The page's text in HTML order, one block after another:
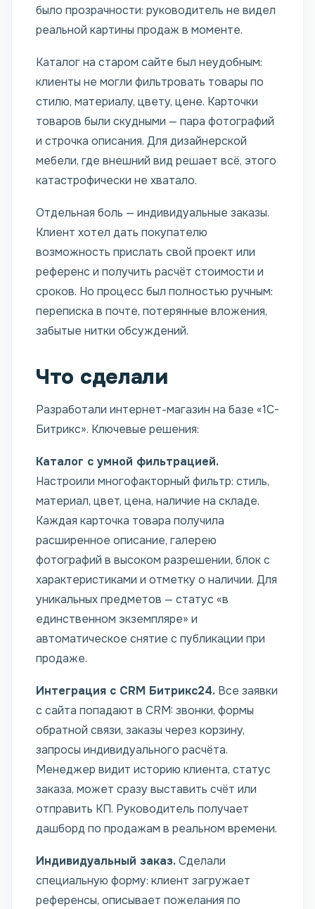
было прозрачности: руководитель не видел
реальной картины продаж в моменте.
Каталог на старом сайте был неудобным:
клиенты не могли фильтровать товары по
стилю, материалу, цвету, цене. Карточки
товаров были скудными — пара фотографий
и строчка описания. Для дизайнерской
мебели, где внешний вид решает всё, этого
катастрофически не хватало.
Отдельная боль — индивидуальные заказы.
Клиент хотел дать покупателю
возможность прислать свой проект или
референс и получить расчёт стоимости и
сроков. Но процесс был полностью ручным:
переписка в почте, потерянные вложения,
забытые нитки обсуждений.
Что сделали
Разработали интернет-магазин на базе «1С-
Битрикс». Ключевые решения:
Каталог с умной фильтрацией.
Настроили многофакторный фильтр: стиль,
материал, цвет, цена, наличие на складе.
Каждая карточка товара получила
расширенное описание, галерею
фотографий в высоком разрешении, блок с
характеристиками и отметку о наличии. Для
уникальных предметов — статус «в
единственном экземпляре» и
автоматическое снятие с публикации при
продаже.
Интеграция с CRM Битрикс24. Все заявки
с сайта попадают в CRM: звонки, формы
обратной связи, заказы через корзину,
запросы индивидуального расчёта.
Менеджер видит историю клиента, статус
заказа, может сразу выставить счёт или
отправить КП. Руководитель получает
дашборд по продажам в реальном времени.
Индивидуальный заказ.Сделали
специальную форму: клиент загружает
референсы, описывает пожелания по